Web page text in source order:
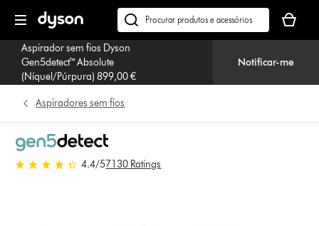
seguinte
Pesquisar
em
seu
cesto
compras
está
Aspirador sem fios Dyson
Gen5detect™ Absolute
(Níquel/Púrpura) 899,00 €
Notificar-me
Aspiradores sem fios
4.4 estrelas de 5 em 7130 Ratings
4.4/57130 Ratings